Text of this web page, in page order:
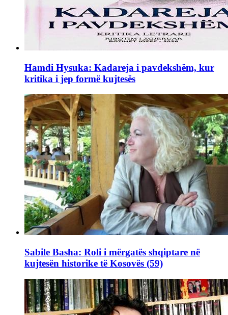
Hamdi Hysuka: Kadareja i pavdekshëm, kur
kritika i jep formë kujtesës
Sabile Basha: Roli i mërgatës shqiptare në
kujtesën historike të Kosovës (59)